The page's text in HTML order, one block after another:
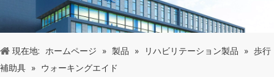
とみなさ
れます。
BIOBASE
現在地: ホームページ » 製品 » リハビリテーション製品 » 歩行
補助具 » ウォーキングエイド